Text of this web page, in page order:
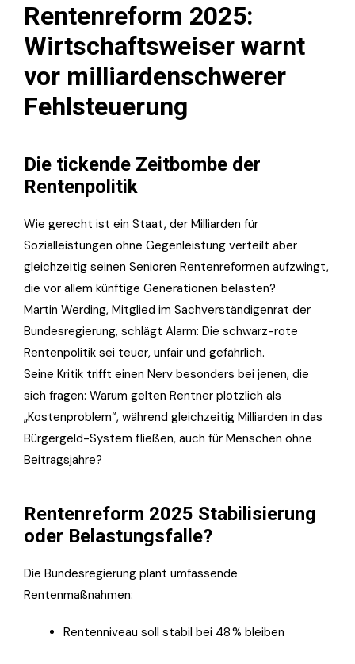
Rentenreform 2025:
Wirtschaftsweiser warnt
vor milliardenschwerer
Fehlsteuerung
Die tickende Zeitbombe der
Rentenpolitik
Wie gerecht ist ein Staat, der Milliarden für
Sozialleistungen ohne Gegenleistung verteilt aber
gleichzeitig seinen Senioren Rentenreformen aufzwingt,
die vor allem künftige Generationen belasten?
Martin Werding, Mitglied im Sachverständigenrat der
Bundesregierung, schlägt Alarm: Die schwarz-rote
Rentenpolitik sei teuer, unfair und gefährlich.
Seine Kritik trifft einen Nerv besonders bei jenen, die
sich fragen: Warum gelten Rentner plötzlich als
„Kostenproblem“, während gleichzeitig Milliarden in das
Bürgergeld-System fließen, auch für Menschen ohne
Beitragsjahre?
Rentenreform 2025 Stabilisierung
oder Belastungsfalle?
Die Bundesregierung plant umfassende
Rentenmaßnahmen:
Rentenniveau soll stabil bei 48 % bleiben